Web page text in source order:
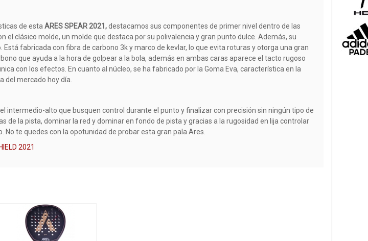
de esta ARES SPEAR 2021,destacamos sus componentes de primer nivel dentro de las
el clásico molde, un molde que destaca por su polivalencia y gran punto dulce. Además, su
fabricada con fibra de carbono 3k y marco de kevlar, lo que evita roturas y otorga una gran
que ayuda a la hora de golpear a la bola, además en ambas caras aparece el tacto rugoso
con los efectos. En cuanto al núcleo, se ha fabricado por la Goma Eva, característica en la
del mercado hoy día.
intermedio-alto que busquen control durante el punto y finalizar con precisión sin ningún tipo de
de la pista, dominar la red y dominar en fondo de pista y gracias a la rugosidad en lija controlar
te quedes con la opotunidad de probar esta gran pala Ares.
2021